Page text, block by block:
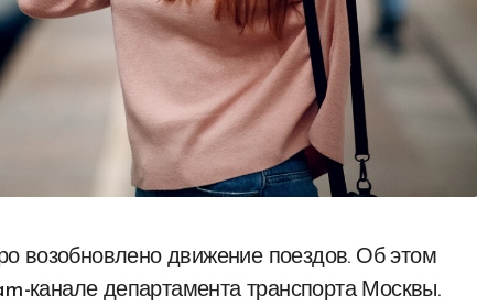
канале департамента транспорта Москвы.